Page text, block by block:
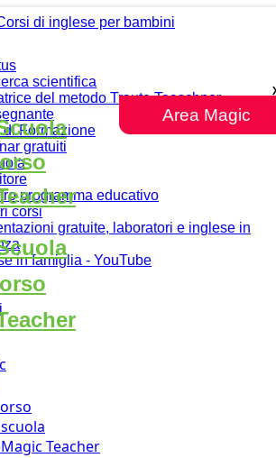
scientifica
del metodo Traute Taeschner
di Formazione
gratuiti
programma educativo
corsi
gratuite, laboratori e inglese in
in famiglia - YouTube
Teacher
Area Magic